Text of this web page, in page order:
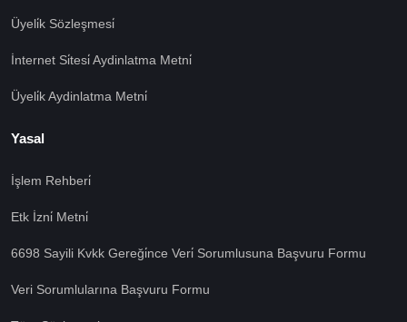
Üyeli̇k Sözleşmesi̇
İnternet Si̇tesi̇ Aydinlatma Metni̇
Üyeli̇k Aydinlatma Metni̇
Yasal
İşlem Rehberi̇
Etk İzni̇ Metni̇
6698 Sayili Kvkk Gereği̇nce Veri̇ Sorumlusuna Başvuru Formu
Veri Sorumlularına Başvuru Formu
şekilde çerezler kullanmaktayız. Çerezleri nasıl
inceleyebilirsiniz Bu siteye giriş yaparak çerez